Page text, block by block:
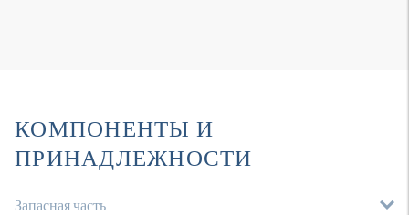
КОМПОНЕНТЫ И
ПРИНАДЛЕЖНОСТИ
Запасная часть